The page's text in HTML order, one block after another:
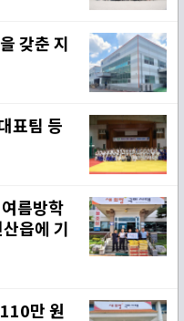
갖춘 지
표팀 등
름방학
읍에 기
만 원